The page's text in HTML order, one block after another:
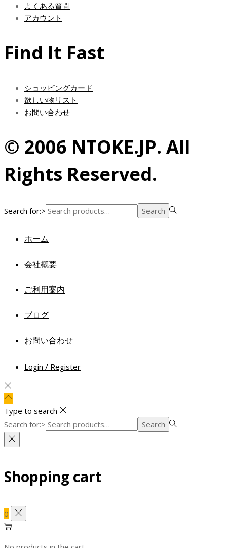
よくある質問
アカウント
Find It Fast
ショッピングカード
欲しい物リスト
お問い合わせ
© 2006 NTOKE.JP. All
Rights Reserved.
Search for:> Search
ホーム
会社概要
ご利用案内
ブログ
お問い合わせ
Login / Register
Type to search
Search for:>
Search
Shopping cart
0